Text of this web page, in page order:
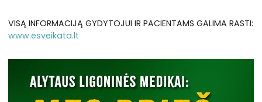
VISĄ INFORMACIJĄ GYDYTOJUI IR PACIENTAMS GALIMA RASTI:
www.esveikata.lt